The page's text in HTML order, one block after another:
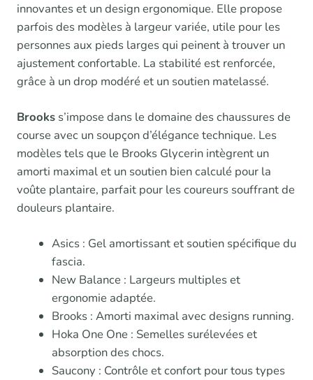
innovantes et un design ergonomique. Elle propose
parfois des modèles à largeur variée, utile pour les
personnes aux pieds larges qui peinent à trouver un
ajustement confortable. La stabilité est renforcée,
grâce à un drop modéré et un soutien matelassé.
Brooks s’impose dans le domaine des chaussures de
course avec un soupçon d’élégance technique. Les
modèles tels que le Brooks Glycerin intègrent un
amorti maximal et un soutien bien calculé pour la
voûte plantaire, parfait pour les coureurs souffrant de
douleurs plantaire.
Asics : Gel amortissant et soutien spécifique du
fascia.
New Balance : Largeurs multiples et
ergonomie adaptée.
Brooks : Amorti maximal avec designs running.
Hoka One One : Semelles surélevées et
absorption des chocs.
Saucony : Contrôle et confort pour tous types